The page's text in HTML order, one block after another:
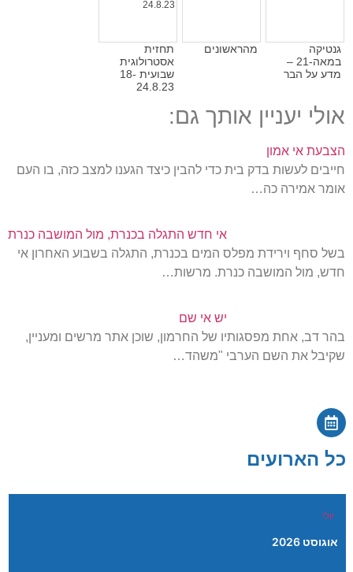
גנטיקה
במאה-21 –
מדע על הבר
מהראשונים
תחזית
אסטרולוגית
שבועית 18-
24.8.23
אולי יעניין אותך גם:
הצבעת אי אמון
חייבים לעשות בדק בית כדי להבין כיצד הגענו למצב כזה, בו העם
אומר אמירה כה…
אי חדש התגלה בכנרת, מול המושבה כנרת
בשל סחף וירידת מפלס המים בכנרת, התגלה בשבוע האחרון אי
חדש, מול המושבה כנרת. מרשות…
יש אי שם
בהר דב, אחת מפסגותיו של החרמון, שוכן אתר מרשים ומעניין,
שקיבל את השם הערבי "משהד…
כל הארועים
יולי
אוגוסט 2026